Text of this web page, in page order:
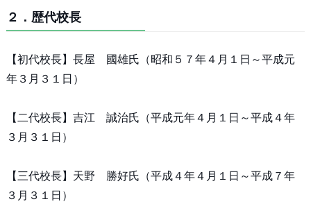
２．歴代校長
【初代校長】長屋 國雄氏（昭和５７年４月１日～平成元
年３月３１日）
【二代校長】吉江 誠治氏（平成元年４月１日～平成４年
３月３１日）
【三代校長】天野 勝好氏（平成４年４月１日～平成７年
３月３１日）